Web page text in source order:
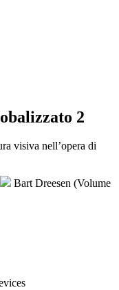
2
visiva nell’opera di
Bart Dreesen (Volume